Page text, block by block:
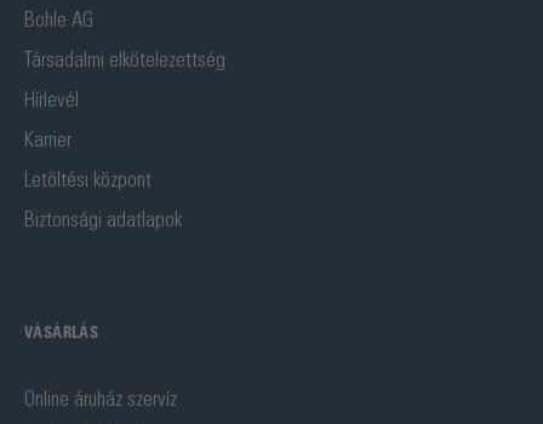
Bohle AG
Társadalmi elkötelezettség
Hírlevél
Karrier
Letöltési központ
Biztonsági adatlapok
VÁSÁRLÁS
Online áruház szervíz